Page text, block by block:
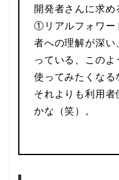
開発者さんに求め
①リアルフォワー
者への理解が深
っている、この
使ってみたくなる
それよりも利用者
かな（笑）。